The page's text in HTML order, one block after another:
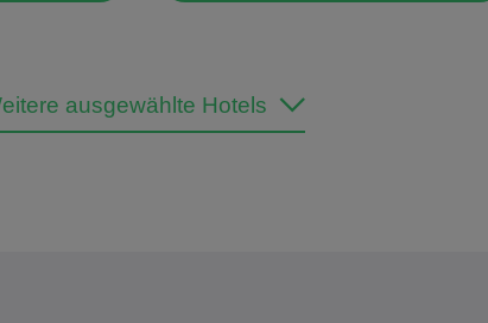
Weitere ausgewählte Hotels